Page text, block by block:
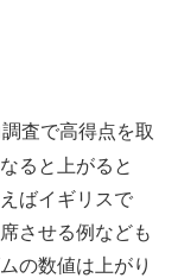
査で高得点を取
ると上がると
ばイギリスで
させる例なども
の数値は上がり